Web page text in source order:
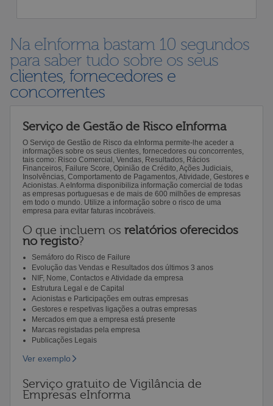
Na eInforma bastam 10 segundos
para saber tudo sobre os seus
clientes, fornecedores e
concorrentes
Serviço de Gestão de Risco eInforma
O Serviço de Gestão de Risco da eInforma permite-lhe aceder a
informações sobre os seus clientes, fornecedores ou concorrentes,
tais como: Risco Comercial, Vendas, Resultados, Rácios
Financeiros, Failure Score, Opinião de Crédito, Ações Judiciais,
Insolvências, Comportamento de Pagamentos, Atividade, Gestores e
Acionistas. A eInforma disponibiliza informação comercial de todas
as empresas portuguesas e de mais de 600 milhões de empresas
em todo o mundo. Utilize a informação sobre o risco de uma
empresa para evitar faturas incobráveis.
O que incluem os relatórios oferecidos
no registo?
Semáforo do Risco de Failure
Evolução das Vendas e Resultados dos últimos 3 anos
NIF, Nome, Contactos e Atividade da empresa
Estrutura Legal e de Capital
Acionistas e Participações em outras empresas
Gestores e respetivas ligações a outras empresas
Mercados em que a empresa está presente
Marcas registadas pela empresa
Publicações Legais
Ver exemplo
Serviço gratuito de Vigilância de
Empresas eInforma